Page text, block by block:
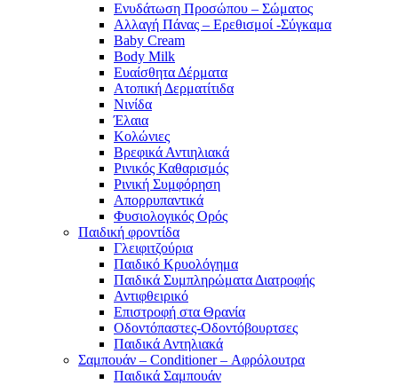
Ενυδάτωση Προσώπου – Σώματος
Αλλαγή Πάνας – Ερεθισμοί -Σύγκαμα
Baby Cream
Body Milk
Ευαίσθητα Δέρματα
Ατοπική Δερματίτιδα
Νινίδα
Έλαια
Κολώνιες
Βρεφικά Αντιηλιακά
Ρινικός Καθαρισμός
Ρινική Συμφόρηση
Απορρυπαντικά
Φυσιολογικός Ορός
Παιδική φροντίδα
Γλειφιτζούρια
Παιδικό Κρυολόγημα
Παιδικά Συμπληρώματα Διατροφής
Αντιφθειρικό
Επιστροφή στα Θρανία
Οδοντόπαστες-Οδοντόβουρτσες
Παιδικά Αντηλιακά
Σαμπουάν – Conditioner – Αφρόλουτρα
Παιδικά Σαμπουάν